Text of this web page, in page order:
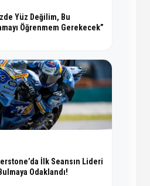
Yüz Değilim, Bu
Öğrenmem Gerekecek”
İlk Seansın Lideri
Odaklandı!